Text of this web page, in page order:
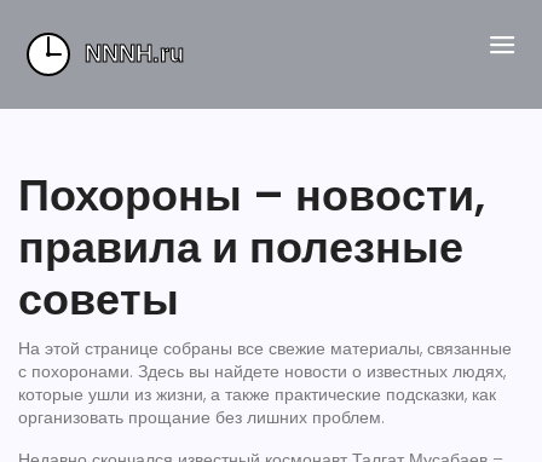
Похороны – новости,
правила и полезные
советы
На этой странице собраны все свежие материалы, связанные
с похоронами. Здесь вы найдете новости о известных людях,
которые ушли из жизни, а также практические подсказки, как
организовать прощание без лишних проблем.